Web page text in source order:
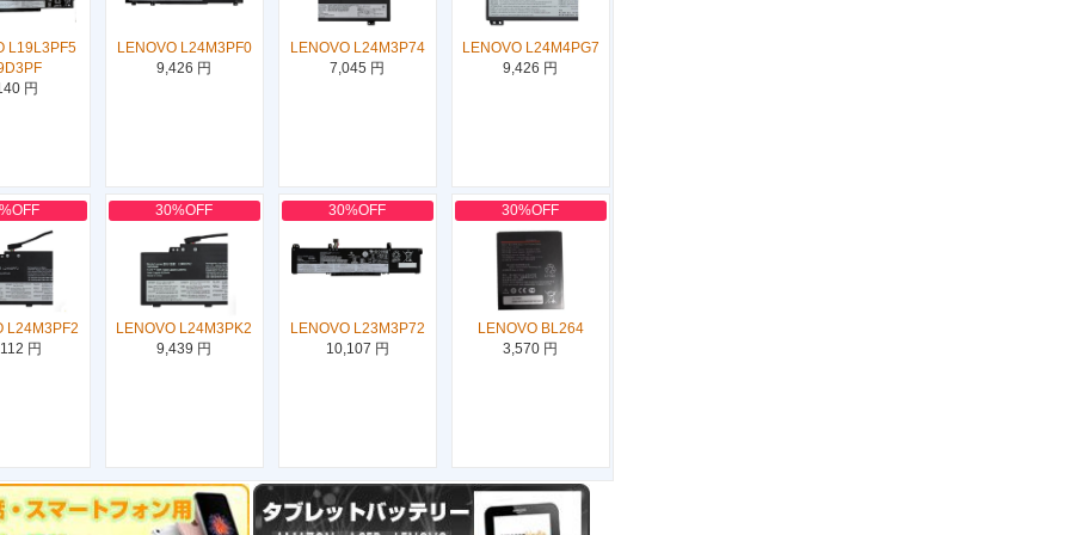
L19L3PF5
円
LENOVO L24M3PF0
9,426 円
LENOVO L24M3P74
7,045 円
LENOVO L24M4PG7
9,426 円
L24M3PF2
円
30%OFF
LENOVO L24M3PK2
9,439 円
30%OFF
LENOVO L23M3P72
10,107 円
30%OFF
LENOVO BL264
3,570 円